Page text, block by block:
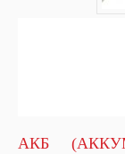
АКБ